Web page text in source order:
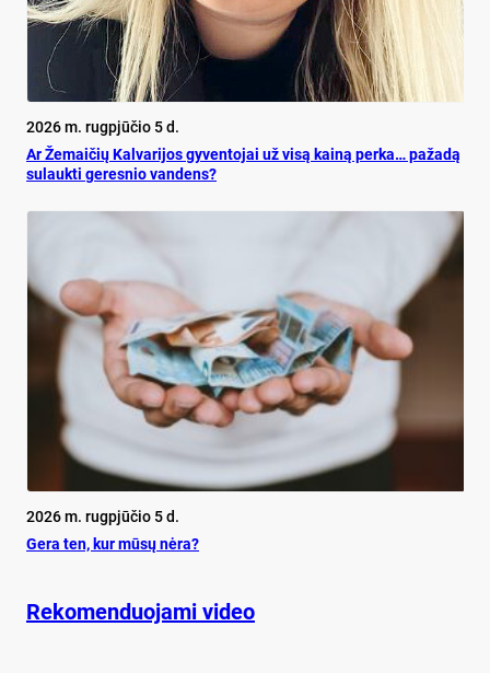
2026 m. rugpjūčio 5 d.
Ar Že­mai­čių Kal­va­ri­jos gy­ven­to­jai už vi­są kai­ną per­ka… pa­ža­dą
su­lauk­ti ge­res­nio van­dens?
2026 m. rugpjūčio 5 d.
Ge­ra ten, kur mū­sų nė­ra?
Rekomenduojami video